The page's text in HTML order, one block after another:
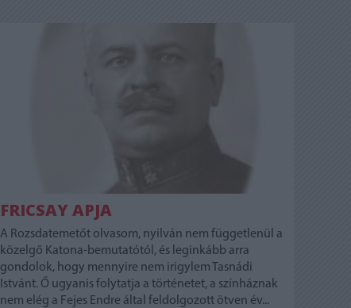
FRICSAY APJA
A Rozsdatemetőt olvasom, nyilván nem függetlenül a
közelgő Katona-bemutatótól, és leginkább arra
gondolok, hogy mennyire nem irigylem Tasnádi
Istvánt. Ő ugyanis folytatja a történetet, a színháznak
nem elég a Fejes Endre által feldolgozott ötven év...